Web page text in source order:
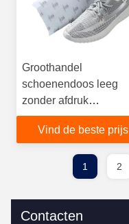
Groothandel
schoenendoos leeg
zonder afdruk
milieuvriendelijk dun
papier
Vind de beste prijs
1 2
Contacten